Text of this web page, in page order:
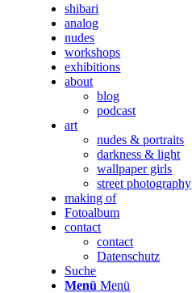
shibari
analog
nudes
workshops
exhibitions
about
blog
podcast
art
nudes & portraits
darkness & light
wallpaper girls
street photography
making of
Fotoalbum
contact
contact
Datenschutz
Suche
Menü Menü